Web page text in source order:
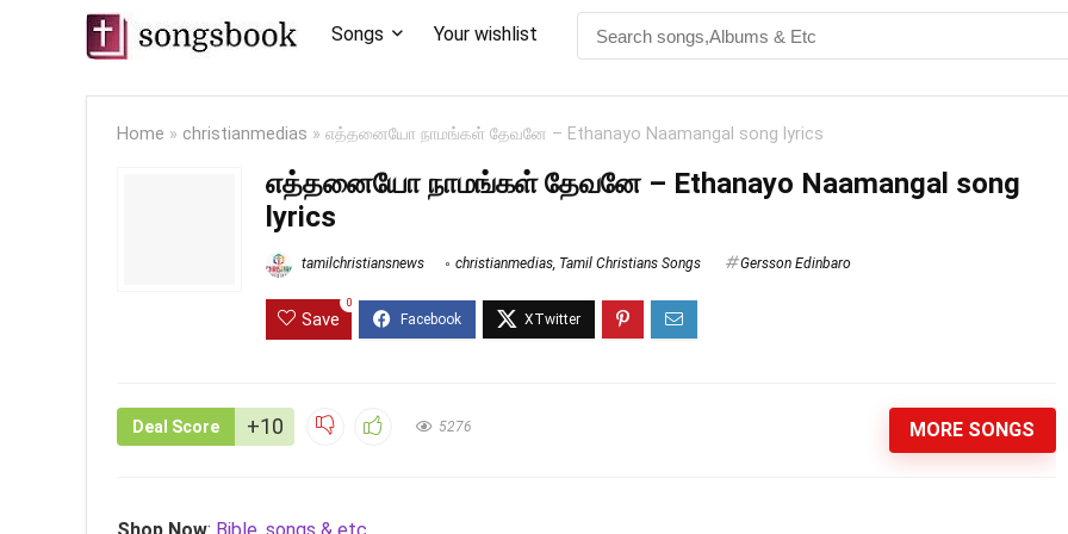
Songs Your wishlist
Home » christianmedias » எத்தனையோ நாமங்கள் தேவனே – Ethanayo Naamangal song lyrics
எத்தனையோ நாமங்கள் தேவனே – Ethanayo Naamangal song
lyrics
tamilchristiansnews christianmedias, Tamil Christians Songs Gersson Edinbaro
Save
0
Deal Score +10 5276 MORE SONGS